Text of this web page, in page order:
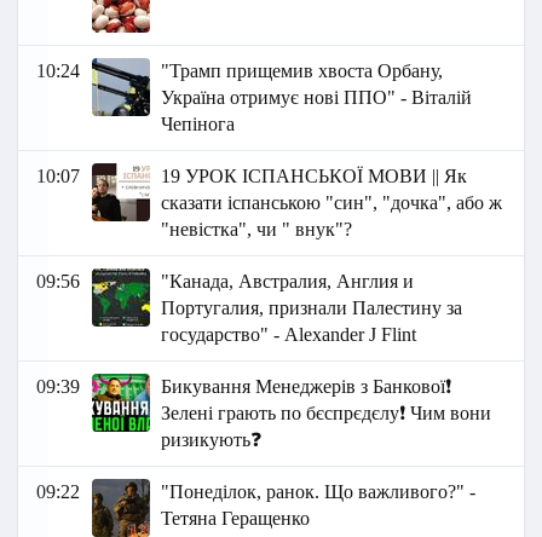
10:24
"Трамп прищемив хвоста Орбану,
Україна отримує нові ППО" - Віталій
Чепінога
10:07
19 УРОК ІСПАНСЬКОЇ МОВИ || Як
сказати іспанською "син", "дочка", або ж
"невістка", чи " внук"?
09:56
"Канада, Австралия, Англия и
Португалия, признали Палестину за
государство" - Аlexander J Flint
09:39
Бикування Менеджерів з Банкової❗
Зелені грають по бєспрєдєлу❗ Чим вони
ризикують❓
09:22
"Понеділок, ранок. Що важливого?" -
Тетяна Геращенко